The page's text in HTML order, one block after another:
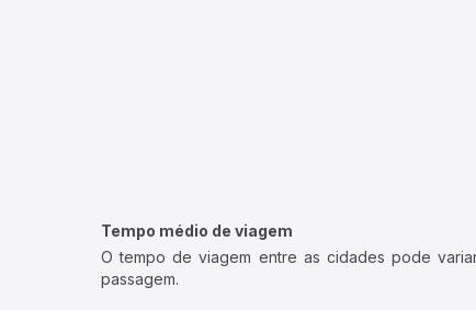
Tempo médio de viagem
O tempo de viagem entre as cidades pode
passagem.